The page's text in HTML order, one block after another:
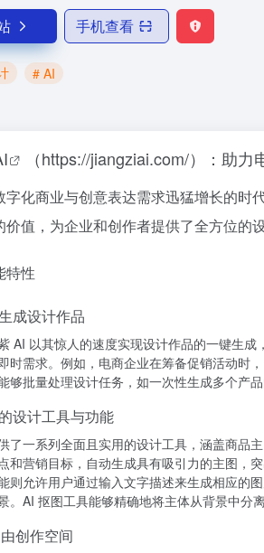
手机查看
# AI
（https://jiangziai.com/）：助
字化商业与创意表达需求迅猛增长的时
价值，为企业和创作者提供了全方位的
特性
成设计作品
AI 以其惊人的速度实现设计作品的一键生
时需求。例如，电商企业在筹备促销活动时
够批量处理设计任务，如一次性生成多个产
设计工具与功能
了一系列全面且实用的设计工具，涵盖商品
和营销目标，自动生成具有吸引力的主图，
则允许用户通过输入文字描述来生成相应的
。AI 抠图工具能够精确地将主体从背景中分
创作空间